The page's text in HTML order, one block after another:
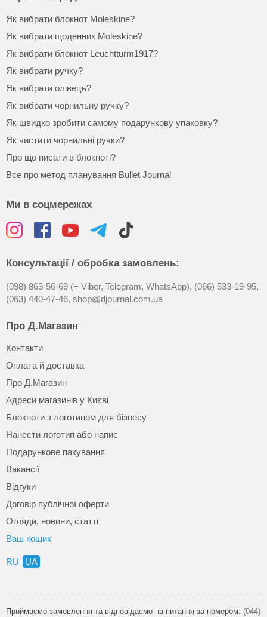
Як вибрати блокнот Moleskine?
Як вибрати щоденник Moleskine?
Як вибрати блокнот Leuchtturm1917?
Як вибрати ручку?
Як вибрати олівець?
Як вибрати чорнильну ручку?
Як швидко зробити самому подарункову упаковку?
Як чистити чорнильні ручки?
Про що писати в блокноті?
Все про метод планування Bullet Journal
Ми в соцмережах
Консультації / обробка замовлень:
(098) 863-56-69 (+ Viber, Telegram, WhatsApp), (066) 533-19-95,
(063) 440-47-46, shop@djournal.com.ua
Про Д.Магазин
Контакти
Оплата й доставка
Про Д.Магазин
Адреси магазинів у Києві
Блокноти з логотипом для бізнесу
Нанести логотип або напис
Подарункове пакування
Вакансії
Відгуки
Договір публічної оферти
Огляди, новини, статті
Ваш кошик
RU UA
Приймаємо замовлення та відповідаємо на питання за номером: (044)